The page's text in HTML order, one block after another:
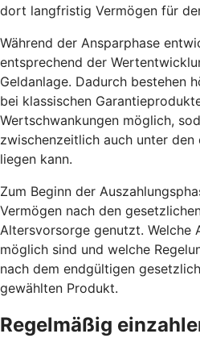
dort langfristig Vermögen für
Während der Ansparphase
entsprechend der
Geldanlage. Dadurch bestehen
bei klassischen
Wertschwankungen möglich,
zwischenzeitlich auch unter den
liegen kann.
Zum Beginn der
Vermögen nach den
Altersvorsorge genutzt. Welche
möglich sind und welche
nach dem endgültigen
gewählten Produkt.
Regelmäßig